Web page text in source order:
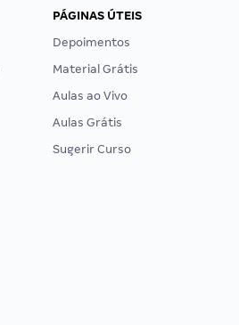
PÁGINAS ÚTEIS
Depoimentos
Material Grátis
Aulas ao Vivo
Aulas Grátis
Sugerir Curso